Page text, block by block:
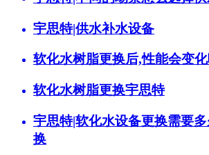
宇思特|供水补水设备
软化水树脂更换后,性能会变
软化水树脂更换宇思特
宇思特|软化水设备更换需要
换